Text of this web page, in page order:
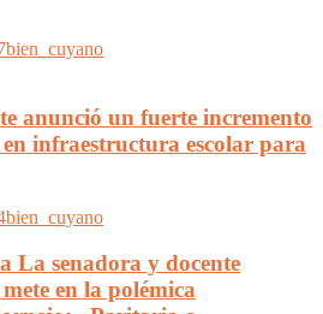
bien_cuyano
anunció un fuerte incremento
infraestructura escolar para
bien_cuyano
La senadora y docente
en la polémica